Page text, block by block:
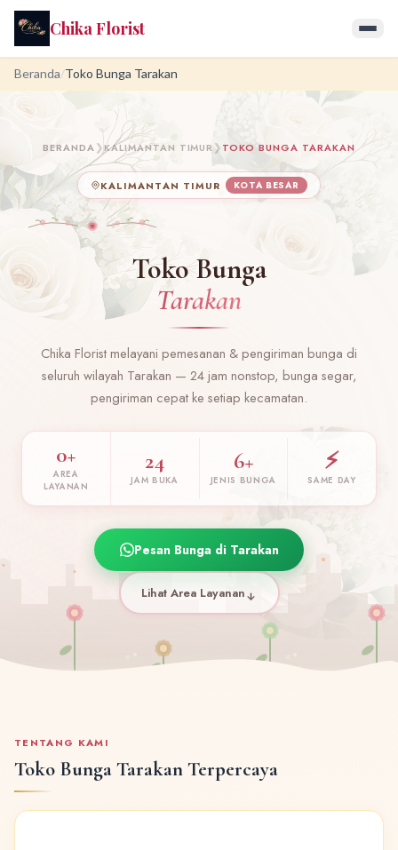
Chika Florist
Beranda/Toko Bunga Tarakan
BERANDA❯KALIMANTAN TIMUR❯TOKO BUNGA TARAKAN
KALIMANTAN TIMUR KOTA BESAR
Toko Bunga
Tarakan
Chika Florist melayani pemesanan & pengiriman bunga di
seluruh wilayah Tarakan — 24 jam nonstop, bunga segar,
pengiriman cepat ke setiap kecamatan.
0+
AREA
LAYANAN
24
JAM BUKA
6+
JENIS BUNGA
⚡
SAME DAY
Pesan Bunga di Tarakan
Lihat Area Layanan
TENTANG KAMI
Toko Bunga Tarakan Terpercaya